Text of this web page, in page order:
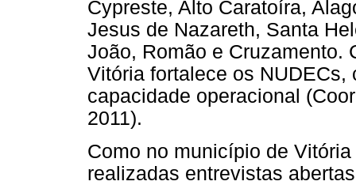
Cypreste, Alto Caratoíra,
Jesus de Nazareth, Santa
João, Romão e Cruzamento.
Vitória fortalece os
capacidade operacional
2011).
Como no município de
realizadas entrevistas